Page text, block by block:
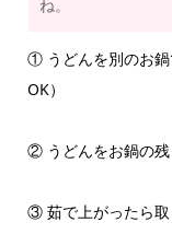
ね。
① うどんを別のお鍋
OK）
② うどんをお鍋の残
③ 茹で上がったら取